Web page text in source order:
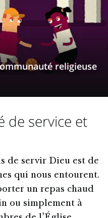
religieuse
de service et
de servir Dieu est de
qui nous entourent.
un repas chaud
ou simplement à